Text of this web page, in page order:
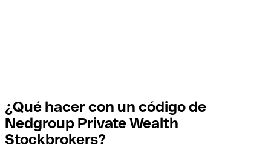
¿Qué hacer con un código de
Nedgroup Private Wealth
Stockbrokers?